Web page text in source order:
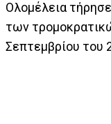
Ολομέλεια
των
Σεπτεμβρίου του